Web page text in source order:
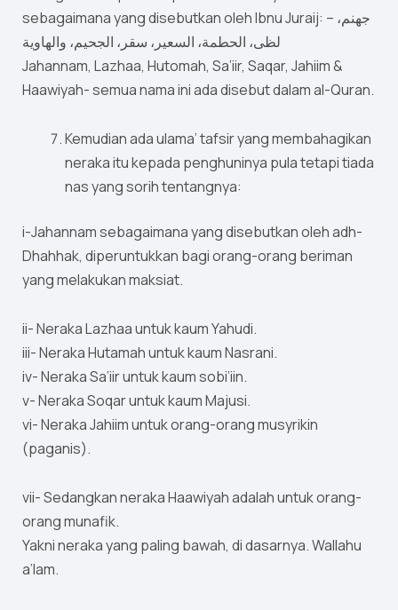
sebagaimana yang disebutkan oleh Ibnu Juraij: – جهنم،
لظى، الحطمة، السعير، سقر، الجحيم، والهاوية
Jahannam, Lazhaa, Hutomah, Sa’iir, Saqar, Jahiim &
Haawiyah- semua nama ini ada disebut dalam al-Quran.
Kemudian ada ulama’ tafsir yang membahagikan
neraka itu kepada penghuninya pula tetapi tiada
nas yang sorih tentangnya:
i-Jahannam sebagaimana yang disebutkan oleh adh-
Dhahhak, diperuntukkan bagi orang-orang beriman
yang melakukan maksiat.
ii- Neraka Lazhaa untuk kaum Yahudi.
iii- Neraka Hutamah untuk kaum Nasrani.
iv- Neraka Sa’iir untuk kaum sobi’iin.
v- Neraka Soqar untuk kaum Majusi.
vi- Neraka Jahiim untuk orang-orang musyrikin
(paganis).
vii- Sedangkan neraka Haawiyah adalah untuk orang-
orang munafik.
Yakni neraka yang paling bawah, di dasarnya. Wallahu
a’lam.